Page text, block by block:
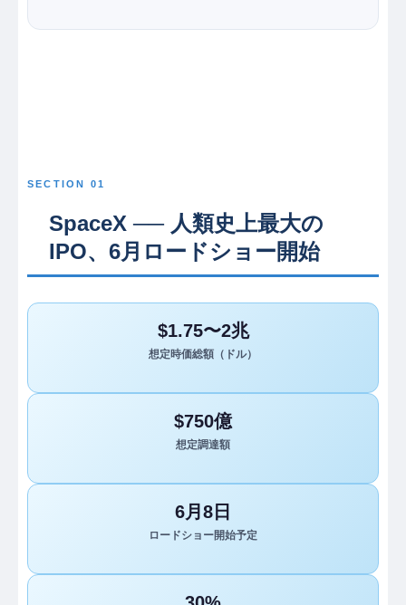
SECTION 01
SpaceX ── 人類史上最大の
IPO、6月ロードショー開始
$1.75〜2兆
想定時価総額（ドル）
$750億
想定調達額
6月8日
ロードショー開始予定